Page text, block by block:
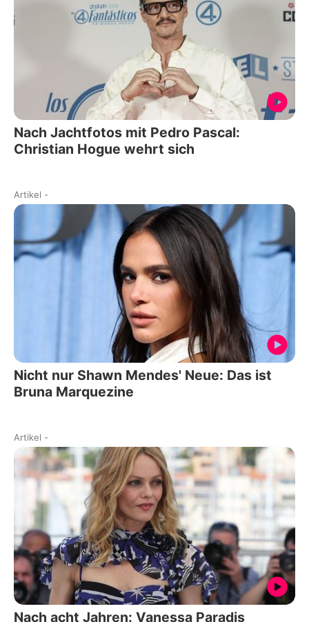
Nach Jachtfotos mit Pedro Pascal:
Christian Hogue wehrt sich
Artikel -
Nicht nur Shawn Mendes' Neue: Das ist
Bruna Marquezine
Artikel -
Nach acht Jahren: Vanessa Paradis